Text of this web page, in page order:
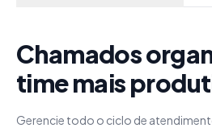
Chamados
time mais
Gerencie todo o ciclo de